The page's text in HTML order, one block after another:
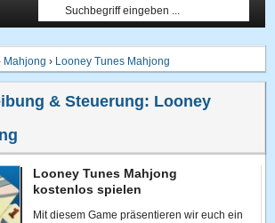
Mahjong › Looney Tunes Mahjong
& Steuerung: Looney
Looney Tunes Mahjong
kostenlos spielen
Mit diesem Game präsentieren wir euch ein